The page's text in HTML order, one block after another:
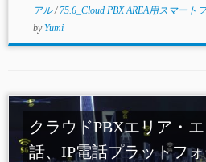
アル/ 75.6_Cloud PBX AREA用スマート
byYumi
クラウドPBXエリア・
話、IP電話プラットフ